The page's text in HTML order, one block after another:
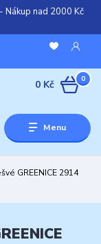
Nákup nad 2000 Kč
Menu
0
0 Kč
GREENICE 2914